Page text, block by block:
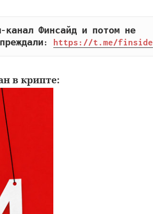
канал Финсайд и потом не
https://t.me/finside
в крипте: